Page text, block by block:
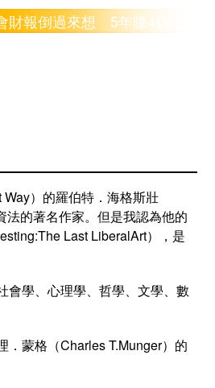
財報倒過來想 5年賺4倍
）的羅伯特．海格斯壯
法的著名作家。但是我認為他的
Last LiberalArt），是
會學、心理學、哲學、文學、數
蒙格（Charles T.Munger）的